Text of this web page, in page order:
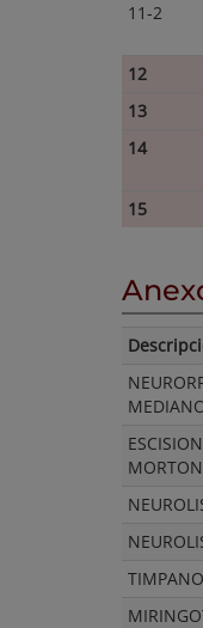
11-2
12
13
14
15